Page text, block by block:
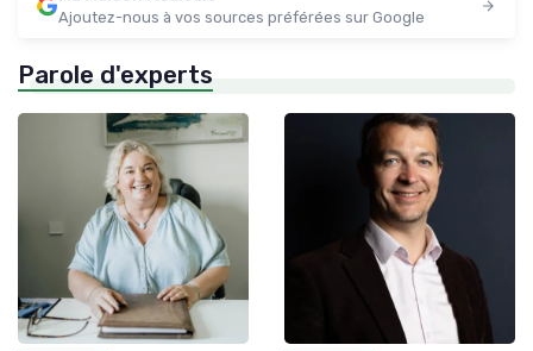
Ajoutez-nous à vos sources préférées sur Google
Parole d'experts